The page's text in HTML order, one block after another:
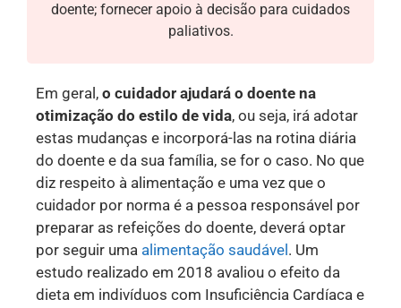
doente; fornecer apoio à decisão para cuidados
paliativos.
Em geral, o cuidador ajudará o doente na
otimização do estilo de vida, ou seja, irá adotar
estas mudanças e incorporá-las na rotina diária
do doente e da sua família, se for o caso. No que
diz respeito à alimentação e uma vez que o
cuidador por norma é a pessoa responsável por
preparar as refeições do doente, deverá optar
por seguir uma alimentação saudável . Um
estudo realizado em 2018 avaliou o efeito da
dieta em indivíduos com Insuficiência Cardíaca e